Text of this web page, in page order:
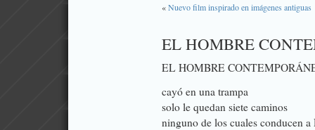
«Nuevo film inspirado en imágenes antiguas
EL HOMBRE
EL HOMBRE
cayó en una trampa
solo le quedan siete caminos
ninguno de los cuales conducen a